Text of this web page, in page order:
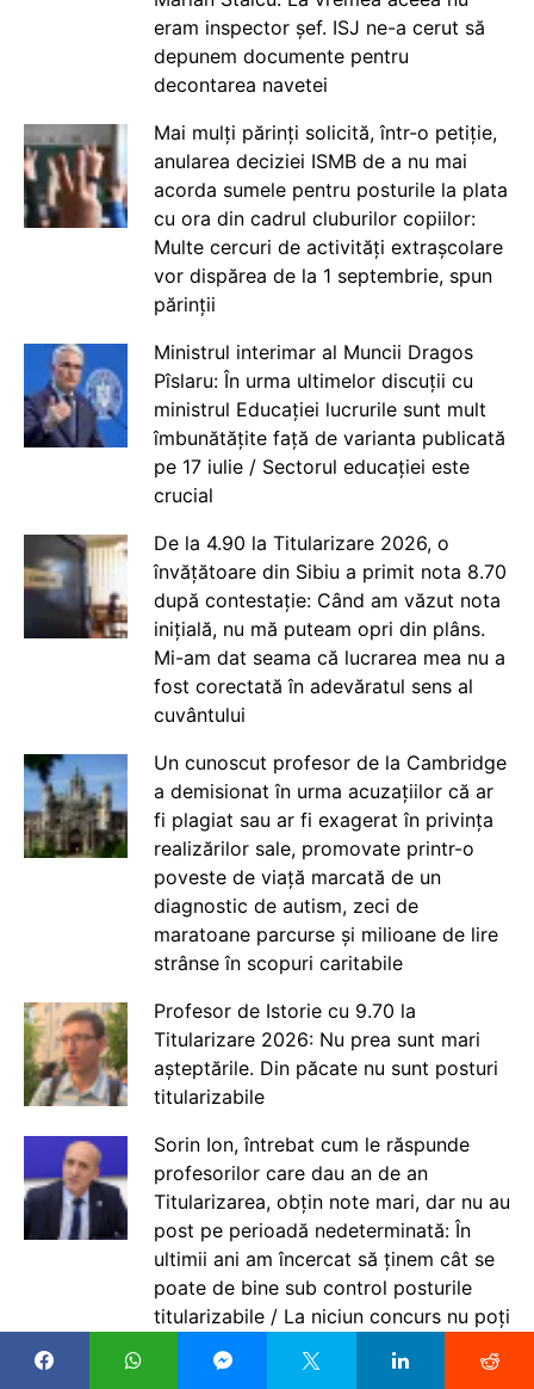
eram inspector șef. ISJ ne-a cerut să
depunem documente pentru
decontarea navetei
Mai mulți părinți solicită, într-o petiție,
anularea deciziei ISMB de a nu mai
acorda sumele pentru posturile la plata
cu ora din cadrul cluburilor copiilor:
Multe cercuri de activități extrașcolare
vor dispărea de la 1 septembrie, spun
părinții
Ministrul interimar al Muncii Dragos
Pîslaru: În urma ultimelor discuții cu
ministrul Educației lucrurile sunt mult
îmbunătățite față de varianta publicată
pe 17 iulie / Sectorul educației este
crucial
De la 4.90 la Titularizare 2026, o
învățătoare din Sibiu a primit nota 8.70
după contestație: Când am văzut nota
inițială, nu mă puteam opri din plâns.
Mi-am dat seama că lucrarea mea nu a
fost corectată în adevăratul sens al
cuvântului
Un cunoscut profesor de la Cambridge
a demisionat în urma acuzațiilor că ar
fi plagiat sau ar fi exagerat în privința
realizărilor sale, promovate printr-o
poveste de viață marcată de un
diagnostic de autism, zeci de
maratoane parcurse și milioane de lire
strânse în scopuri caritabile
Profesor de Istorie cu 9.70 la
Titularizare 2026: Nu prea sunt mari
așteptările. Din păcate nu sunt posturi
titularizabile
Sorin Ion, întrebat cum le răspunde
profesorilor care dau an de an
Titularizarea, obțin note mari, dar nu au
post pe perioadă nedeterminată: În
ultimii ani am încercat să ținem cât se
poate de bine sub control posturile
titularizabile / La niciun concurs nu poți